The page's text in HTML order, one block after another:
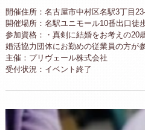
開催住所：名古屋市中村区名駅3丁目
開催場所：名駅ユニモール10番出口徒
参加資格：・真剣に結婚をお考えの
婚活協力団体にお勤めの従業員の方が
主催：プリヴェール株式会社
受付状況：イベント終了